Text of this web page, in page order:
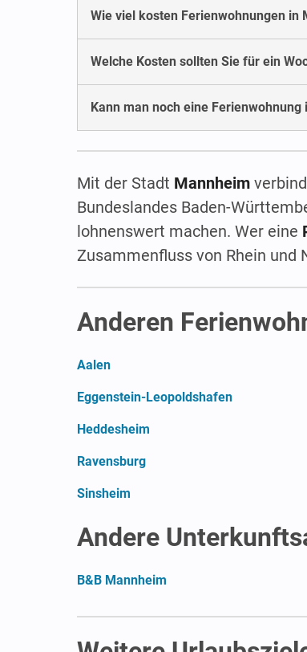
Wie viel kosten Ferienwohnungen in
Welche Kosten sollten Sie für ein
Kann man noch eine
Mit der Stadt Mannheim
Bundeslandes Baden-
lohnenswert machen. Wer eine
Zusammenfluss von Rhein und
Anderen
Aalen
Eggenstein-Leopoldshafen
Heddesheim
Ravensburg
Sinsheim
Andere
B&B Mannheim